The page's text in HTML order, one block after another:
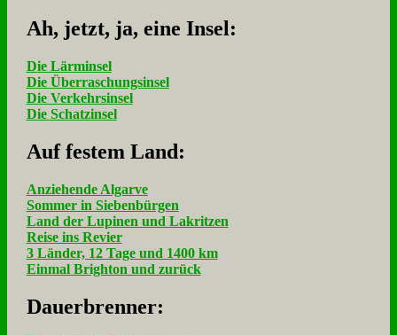
Ah, jetzt, ja, ei­ne In­sel:
Die Lärminsel
Die Überraschungsinsel
Die Verkehrsinsel
Die Schatzinsel
Auf fe­stem Land:
Anziehende Algarve
Sommer in Siebenbürgen
Land der Lupinen und Lakritzen
Reise ins Revier
3 Länder, 12 Tage und 1400 km
Einmal Brighton und zurück
Dau­er­bren­ner: